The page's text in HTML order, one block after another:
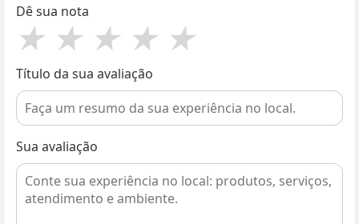
Dê sua nota
★ ★ ★ ★ ★
Título da sua avaliação
Sua avaliação